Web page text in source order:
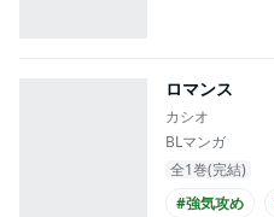
ロマンス
カシオ
BLマンガ
全1巻(完結)
#強気攻め